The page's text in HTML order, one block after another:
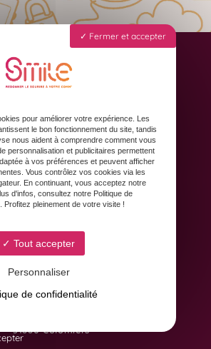
des réseaux sociaux
& Accompagnement
& Design
Copywriting
Contact
31880 Colomiers
Fermer et accepter
pour améliorer votre expérience. Les
le bon fonctionnement du site, tandis
nous aident à comprendre comment vous
personnalisation et publicitaires permettent
à vos préférences et peuvent afficher
Vous contrôlez vos cookies via les
En continuant, vous acceptez notre
d'infos, consultez notre Politique de
Profitez pleinement de votre visite !
Tout accepter
Personnaliser
de confidentialité